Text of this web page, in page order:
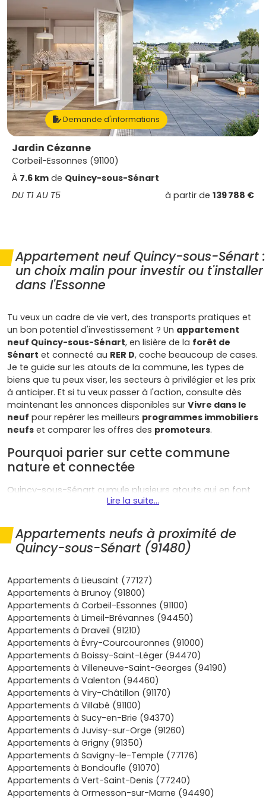
Demande d'informations
Jardin Cézanne
Corbeil-Essonnes (91100)
À 7.6 km de Quincy-sous-Sénart
DU T1 AU T5
à partir de 139 788 €
Appartement neuf Quincy-sous-Sénart :
un choix malin pour investir ou t'installer
dans l'Essonne
Tu veux un cadre de vie vert, des transports pratiques et
un bon potentiel d'investissement ? Un appartement
neuf Quincy-sous-Sénart, en lisière de la forêt de
Sénart et connecté au RER D, coche beaucoup de cases.
Je te guide sur les atouts de la commune, les types de
biens que tu peux viser, les secteurs à privilégier et les prix
à anticiper. Et si tu veux passer à l'action, consulte dès
maintenant les annonces disponibles sur Vivre dans le
neuf pour repérer les meilleurs programmes immobiliers
neufs et comparer les offres des promoteurs.
Pourquoi parier sur cette commune
nature et connectée
Quincy-sous-Sénart cumule plusieurs atouts qui en font
une destination de choix pour ton projet immobilier :
par la gareBoussy-Saint-Antoine (RER D), qui relie
rapidementParis,CréteilouÉvry-Courcouronnes
proximité pour les déplacements en voiture.
Cadre de vie verdoyant: entre la
lesbords de l'Yerres, la commune offre un
environnement calme, idéal pour les familles et les
actifs en quête d'air pur.
Demande locative solide : la présence du
écoles et des bassins d'emplois proches (Carré
Sénart, pôles deVal d'Yerres – Val de Seine) crée
une base de locataires régulière, surtout pour les
etT3 .
Programmes à taille humaine : les
neuves sont souvent intimistes, avec des
prestations actuelles (balcons, terrasses,
stationnements, espaces verts) et des charges
maîtrisées.
Avantages du neuf :frais de notaire réduits (2 à 3
%), normesRE 2020, garanties (parfait achèvement,
décennale), et potentiels coups de pouce comme le
Lire la suite...
Appartements neufs à proximité de
Quincy-sous-Sénart (91480)
Appartements à Lieusaint (77127)
Appartements à Brunoy (91800)
Appartements à Corbeil-Essonnes (91100)
Appartements à Limeil-Brévannes (94450)
Appartements à Draveil (91210)
Appartements à Évry-Courcouronnes (91000)
Appartements à Boissy-Saint-Léger (94470)
Appartements à Villeneuve-Saint-Georges (94190)
Appartements à Valenton (94460)
Appartements à Viry-Châtillon (91170)
Appartements à Villabé (91100)
Appartements à Sucy-en-Brie (94370)
Appartements à Juvisy-sur-Orge (91260)
Appartements à Grigny (91350)
Appartements à Savigny-le-Temple (77176)
Appartements à Bondoufle (91070)
Appartements à Vert-Saint-Denis (77240)
Appartements à Ormesson-sur-Marne (94490)